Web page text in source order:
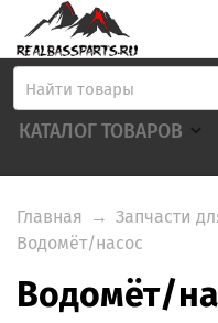
КАТАЛОГ ТОВАРОВ
Главная → Запчасти
Водомёт/насос
Водомёт/